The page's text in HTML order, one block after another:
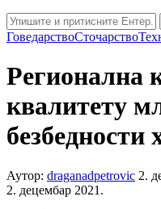
ГоведарствоСточарство
Регионална
квалитету
Аутор: draganadpetrovic 2.
2. децембар 2021.